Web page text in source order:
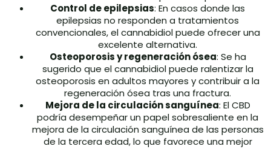
Control de epilepsias: En casos donde las
epilepsias no responden a tratamientos
convencionales, el cannabidiol puede ofrecer una
excelente alternativa.
Osteoporosis y regeneración ósea: Se ha
sugerido que el cannabidiol puede ralentizar la
osteoporosis en adultos mayores y contribuir a la
regeneración ósea tras una fractura.
Mejora de la circulación sanguínea: El CBD
podría desempeñar un papel sobresaliente en la
mejora de la circulación sanguínea de las personas
de la tercera edad, lo que favorece una mejor